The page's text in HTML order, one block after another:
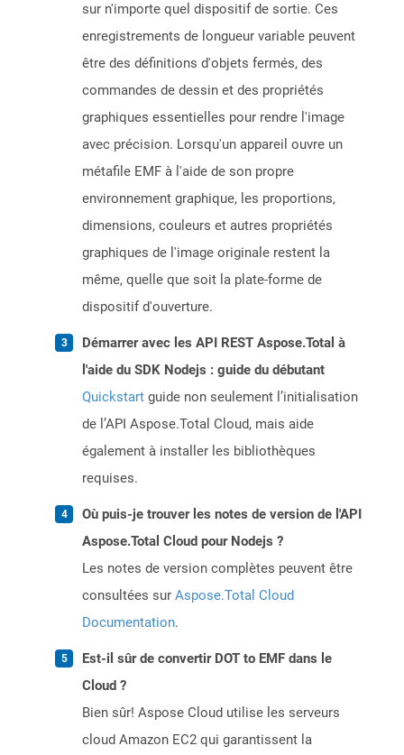
sur n'importe quel dispositif de sortie. Ces
enregistrements de longueur variable peuvent
être des définitions d'objets fermés, des
commandes de dessin et des propriétés
graphiques essentielles pour rendre l'image
avec précision. Lorsqu'un appareil ouvre un
métafile EMF à l'aide de son propre
environnement graphique, les proportions,
dimensions, couleurs et autres propriétés
graphiques de l'image originale restent la
même, quelle que soit la plate-forme de
dispositif d'ouverture.
Démarrer avec les API REST Aspose.Total à
l'aide du SDK Nodejs : guide du débutant
Quickstart guide non seulement l’initialisation
de l’API Aspose.Total Cloud, mais aide
également à installer les bibliothèques
requises.
Où puis-je trouver les notes de version de l'API
Aspose.Total Cloud pour Nodejs ?
Les notes de version complètes peuvent être
consultées sur Aspose.Total Cloud
Documentation.
Est-il sûr de convertir DOT to EMF dans le
Cloud ?
Bien sûr! Aspose Cloud utilise les serveurs
cloud Amazon EC2 qui garantissent la